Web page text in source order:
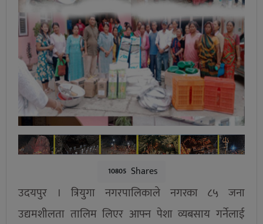
10805 Shares
उदयपुर । त्रियुगा नगरपालिकाले नगरका ८५ जना
उद्यमशीलता तालिम लिएर आफ्न पेशा व्यबसाय गर्नेलाई